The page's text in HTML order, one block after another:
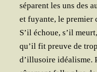
séparent les uns des
et fuyante, le pre­mier
S’il échoue, s’il
qu’il fit preuve de
d’illusoire idéa­lisme.